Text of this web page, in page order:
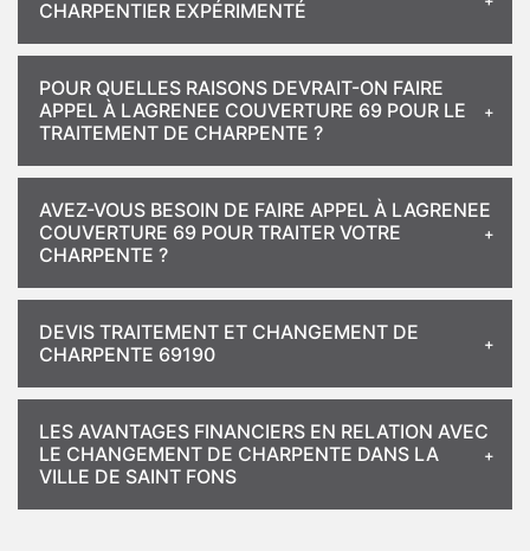
CHARPENTIER EXPÉRIMENTÉ
POUR QUELLES RAISONS DEVRAIT-ON FAIRE
APPEL À LAGRENEE COUVERTURE 69 POUR LE
TRAITEMENT DE CHARPENTE ?
AVEZ-VOUS BESOIN DE FAIRE APPEL À LAGRENEE
COUVERTURE 69 POUR TRAITER VOTRE
CHARPENTE ?
DEVIS TRAITEMENT ET CHANGEMENT DE
CHARPENTE 69190
LES AVANTAGES FINANCIERS EN RELATION AVEC
LE CHANGEMENT DE CHARPENTE DANS LA
VILLE DE SAINT FONS